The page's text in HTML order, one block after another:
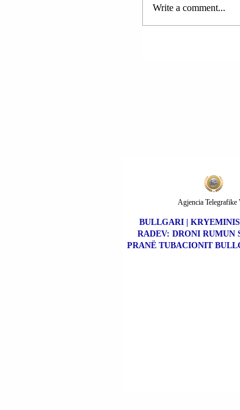
VDEKJE NGA
Write a comment...
BULLGARI |
RADEV: DRONI RUMUN
PRANË TUBACIONIT
Agjencia Telegrafike